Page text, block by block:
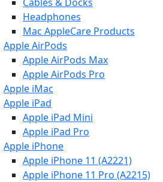
Headphones
Mac AppleCare Products
Apple AirPods
Apple AirPods Max
Apple AirPods Pro
Apple iMac
Apple iPad
Apple iPad Mini
Apple iPad Pro
Apple iPhone
Apple iPhone 11 (A2221)
Apple iPhone 11 Pro (A2215)